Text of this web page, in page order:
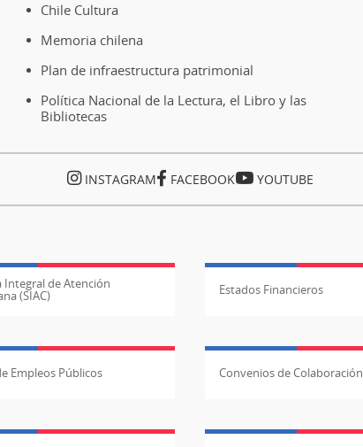
Chile Cultura
Memoria chilena
Plan de infraestructura patrimonial
Política Nacional de la Lectura, el Libro y las
Bibliotecas
INSTAGRAM FACEBOOK YOUTUBE
Integral de Atención
(SIAC) Estados Financieros
Empleos Públicos Convenios de Colaboración